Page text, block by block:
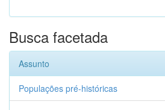
Busca facetada
Assunto
Populações pré-históricas